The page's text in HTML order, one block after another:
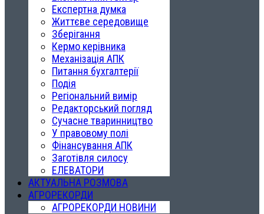
Експертна думка
Життєве середовище
Зберігання
Кермо керівника
Механізація АПК
Питання бухгалтерії
Подія
Регіональний вимір
Редакторський погляд
Сучасне тваринництво
У правовому полі
Фінансування АПК
Заготівля силосу
ЕЛЕВАТОРИ
АКТУАЛЬНА РОЗМОВА
АГРОРЕКОРДИ
АГРОРЕКОРДИ НОВИНИ